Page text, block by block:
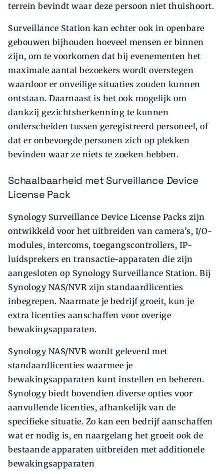
terrein bevindt waar deze persoon niet thuishoort.
Surveillance Station kan echter ook in openbare
gebouwen bijhouden hoeveel mensen er binnen
zijn, om te voorkomen dat bij evenementen het
maximale aantal bezoekers wordt overstegen
waardoor er onveilige situaties zouden kunnen
ontstaan. Daarnaast is het ook mogelijk om
dankzij gezichtsherkenning te kunnen
onderscheiden tussen geregistreerd personeel, of
dat er onbevoegde personen zich op plekken
bevinden waar ze niets te zoeken hebben.
Schaalbaarheid met Surveillance Device
License Pack
Synology Surveillance Device License Packs zijn
ontwikkeld voor het uitbreiden van camera’s, I/O-
modules, intercoms, toegangscontrollers, IP-
luidsprekers en transactie-apparaten die zijn
aangesloten op Synology Surveillance Station. Bij
Synology NAS/NVR zijn standaardlicenties
inbegrepen. Naarmate je bedrijf groeit, kun je
extra licenties aanschaffen voor overige
bewakingsapparaten.
Synology NAS/NVR wordt geleverd met
standaardlicenties waarmee je
bewakingsapparaten kunt instellen en beheren.
Synology biedt bovendien diverse opties voor
aanvullende licenties, afhankelijk van de
specifieke situatie. Zo kan een bedrijf aanschaffen
wat er nodig is, en naargelang het groeit ook de
bestaande apparaten uitbreiden met additionele
bewakingsapparaten